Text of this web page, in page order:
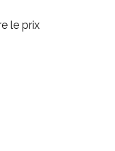
le prix